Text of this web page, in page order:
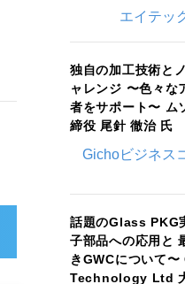
エイテッ
独自の加工技術と
ャレンジ 〜色々な
者をサポート〜 ム
締役 尾針 徹治 氏
Gichoビジネス
話題のGlass PKG
子部品への応用と
きGWCについて
Technology Ltd